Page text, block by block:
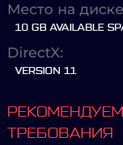
Место на
10 GB AVAILABLE
DirectX:
VERSION 11
ТРЕБОВАНИЯ